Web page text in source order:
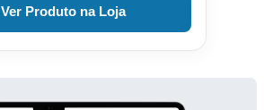
Ver Produto na Loja